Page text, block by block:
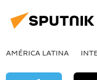
AMÉRICA LATINA